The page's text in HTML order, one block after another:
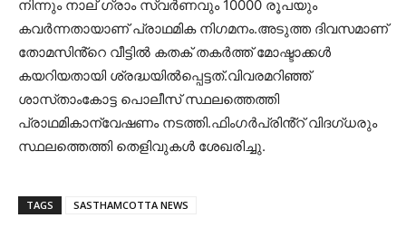
നിന്നും നാല് ഗ്രാം സ്വർണവും 10000 രൂപയും
കവർന്നതായാണ് പ്രാഥമിക നിഗമനം.അടുത്ത ദിവസമാണ്
തോമസിൻ്റെ വീട്ടിൽ കതക് തകർത്ത് മോഷ്ടാക്കൾ
കയറിയതായി ശ്രദ്ധയിൽപ്പെട്ടത്.വിവരമറിഞ്ഞ്
ശാസ്‌താംകോട്ട പൊലീസ് സ്ഥലത്തെത്തി
പ്രാഥമികാന്വേഷണം നടത്തി.ഫിംഗർപ്രിൻ്റ് വിദഗ്ധരും
സ്ഥലത്തെത്തി തെളിവുകൾ ശേഖരിച്ചു.
TAGS SASTHAMCOTTA NEWS